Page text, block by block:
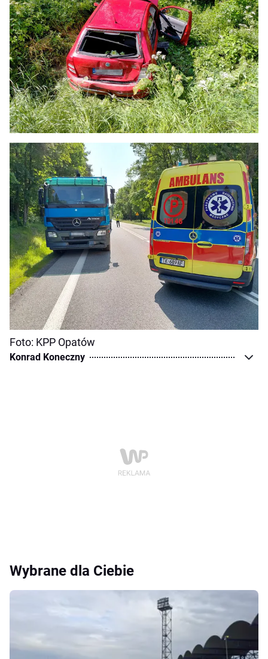
Foto: KPP Opatów
Konrad Koneczny
Wybrane dla Ciebie